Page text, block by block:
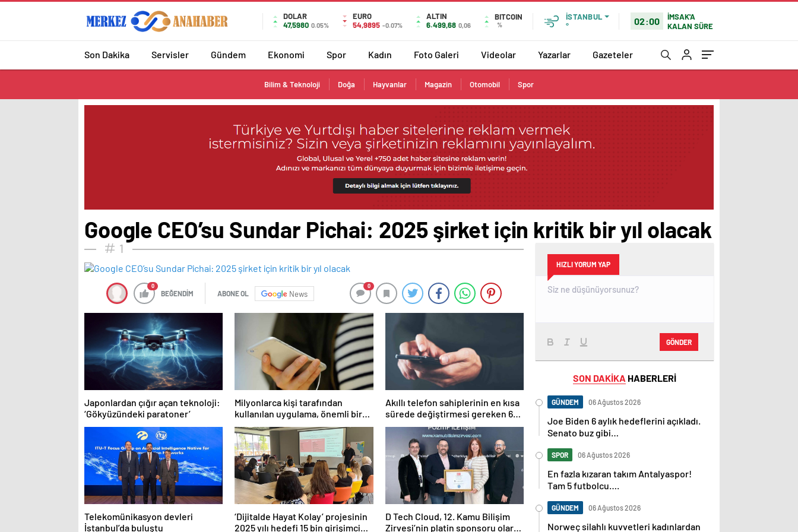
DOLAR
47,5980 0.05%
EURO
54,9895 -0.07%
ALTIN
6.499,68 0,06
BITCOIN
%
İSTANBUL
°
02:00
İMSAK'A
KALAN SÜRE
Son Dakika Servisler Gündem Ekonomi Spor Kadın Foto Galeri Videolar Yazarlar Gazeteler
Bilim & Teknoloji Doğa Hayvanlar Magazin Otomobil Spor
Google CEO’su Sundar Pichai: 2025 şirket için kritik bir yıl olacak
1
0
BEĞENDİM ABONE OL News
0
Japonlardan çığır açan teknoloji:
‘Gökyüzündeki paratoner’
Milyonlarca kişi tarafından
kullanılan uygulama, önemli bir
özelliğini kapatıyor
Akıllı telefon sahiplerinin en kısa
sürede değiştirmesi gereken 6
ayar
Telekomünikasyon devleri
İstanbul’da buluştu
‘Dijitalde Hayat Kolay’ projesinin
2025 yılı hedefi 15 bin girişimci
D Tech Cloud, 12. Kamu Bilişim
Zirvesi’nin platin sponsoru olarak
HIZLI YORUM YAP
GÖNDER
SON DAKİKA HABERLERİ
GÜNDEM 06 Ağustos 2026
Joe Biden 6 aylık hedeflerini açıkladı.
Senato buz gibi…
SPOR 06 Ağustos 2026
En fazla kızaran takım Antalyaspor!
Tam 5 futbolcu….
GÜNDEM 06 Ağustos 2026
Norweç silahlı kuvvetleri kadınlardan